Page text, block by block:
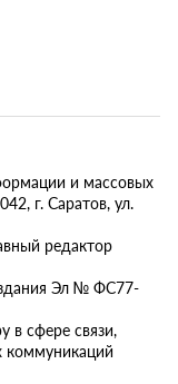
и массовых
г. Саратов, ул.
редактор
Эл № ФС77-
в сфере связи,
коммуникаций